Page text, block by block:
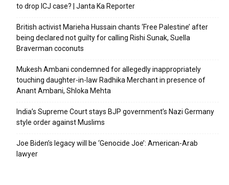
to drop ICJ case? | Janta Ka Reporter
British activist Marieha Hussain chants ‘Free Palestine’ after
being declared not guilty for calling Rishi Sunak, Suella
Braverman coconuts
Mukesh Ambani condemned for allegedly inappropriately
touching daughter-in-law Radhika Merchant in presence of
Anant Ambani, Shloka Mehta
India’s Supreme Court stays BJP government’s Nazi Germany
style order against Muslims
Joe Biden’s legacy will be ‘Genocide Joe’: American-Arab
lawyer